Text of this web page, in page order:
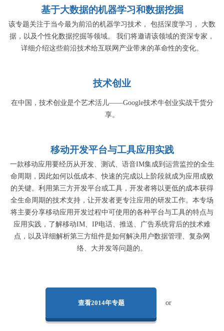
基于大数据的机器学习和数据挖掘
该专题关注于当今最为前沿的机器学习技术， 包括深度学习， 大数
据，以及个性化数据挖掘等领域。 我们将邀请该领域的资深专家，
详细介绍这些前沿技术给互联网产业带来的革命性的变化。
技术创业
在中国，技术创业是个艺术活儿——Google技术牛创业实战干货分
享。
移动开发平台与工具应用实践
一款移动应用要经历从开发、测试、语音IM集成到运营监控的全生
命周期，因此如何以低成本、快速的完成以上阶段就成为应用成败
的关键。利用第三方开发平台或工具，开发者将以更低的成本获得
全生命周期的技术支持，让开发者更专注应用的研发工作。本专场
将主要分享移动应用开发过程中可使用的各种平台与工具的特点与
应用实践，了解移动IM、IP电话、推送、广告系统背后的技术难
点，以及详细解析第三方组件是如何解决用户数据管理、复杂网
络、大并发等问题的。
查看2014年专题 or